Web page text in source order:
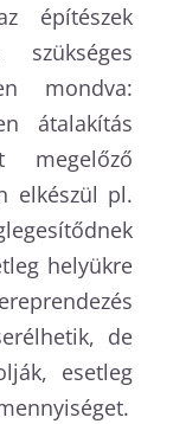
építészek
mondva:
átalakítás
elkészül pl.
helyükre
de
esetleg